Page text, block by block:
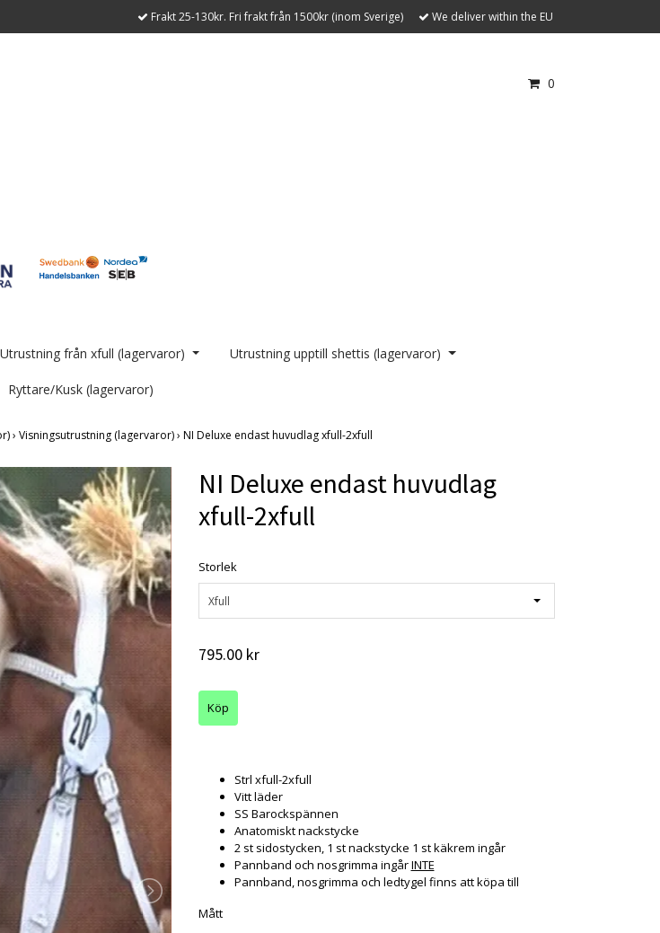
Frakt 25-130kr. Fri frakt från 1500kr (inom Sverige) We deliver within the EU
0
Utrustning från xfull (lagervaror) Utrustning upptill shettis (lagervaror)
Ryttare/Kusk (lagervaror)
› Visningsutrustning (lagervaror)› NI Deluxe endast huvudlag xfull-2xfull
NI Deluxe endast huvudlag
xfull-2xfull
Storlek
Xfull
795.00 kr
Strl xfull-2xfull
Vitt läder
SS Barockspännen
Anatomiskt nackstycke
2 st sidostycken, 1 st nackstycke 1 st käkrem ingår
Pannband och nosgrimma ingårINTE
Pannband, nosgrimma och ledtygel finns att köpa till
Mått